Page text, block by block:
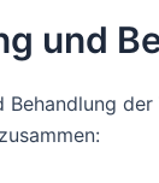
und
Behandlung